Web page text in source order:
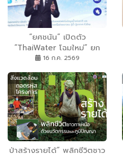
“ยศชนัน” เปิดตัว
“ThaiWater โฉมใหม่” ยก
ระดับแพลตฟอร์มข้อมูลน้ำ
จังหวัดภาคเหนือตอนบนใช้
ข้อมูลร่วมรับมือภัยพิบัติ
พร้อมเปิดตัวโครงการเยาวชน
“ThaiWater Challenge”
16 ก.ค. 2569
สิ่งแวดล้อม
ป่าสร้างรายได้” พลิกชีวิตชาว